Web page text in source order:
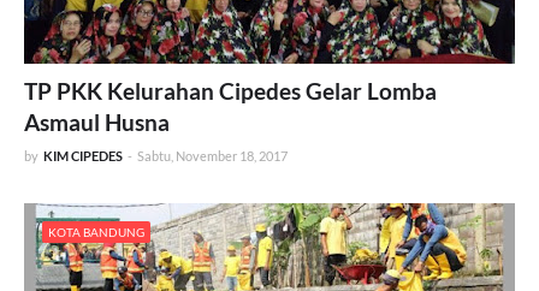
TP PKK Kelurahan Cipedes Gelar Lomba
Asmaul Husna
by KIM CIPEDES - Sabtu, November 18, 2017
KOTA BANDUNG